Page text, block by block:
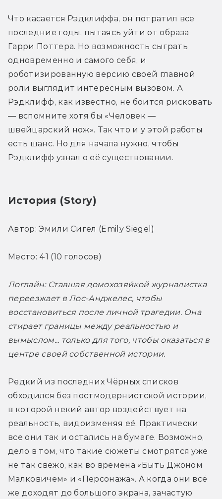
Что касается Рэдклиффа, он потратил все
последние годы, пытаясь уйти от образа
Гарри Поттера. Но возможность сыграть
одновременно и самого себя, и
роботизированную версию своей главной
роли выглядит интересным вызовом. А
Рэдклифф, как известно, не боится рисковать
— вспомните хотя бы «Человек —
швейцарский нож». Так что и у этой работы
есть шанс. Но для начала нужно, чтобы
Рэдклифф узнал о её существовании.
История (Story)
Автор: Эмили Сигел (Emily Siegel)
Место: 41 (10 голосов)
Логлайн: Ставшая домохозяйкой журналистка
переезжает в Лос-Анджелес, чтобы
восстановиться после личной трагедии. Она
стирает границы между реальностью и
вымыслом... только для того, чтобы оказаться в
центре своей собственной истории.
Редкий из последних Чёрных списков
обходился без постмодернистской истории,
в которой некий автор воздействует на
реальность, видоизменяя её. Практически
все они так и остались на бумаге. Возможно,
дело в том, что такие сюжеты смотрятся уже
не так свежо, как во времена «Быть Джоном
Малковичем» и «Персонажа». А когда они всё
же доходят до большого экрана, зачастую